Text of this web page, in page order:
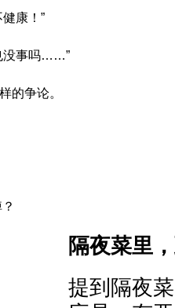
康！”
没事吗……”
的争论。
隔夜菜里
提到隔夜